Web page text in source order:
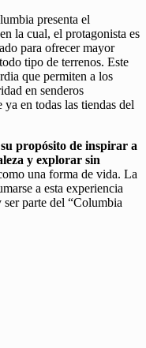
presenta el
la cual, el protagonista es
para ofrecer mayor
tipo de terrenos. Este
que permiten a los
en senderos
en todas las tiendas del
propósito de inspirar a
y explorar sin
una forma de vida. La
a esta experiencia
parte del “Columbia